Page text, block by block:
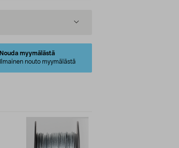
Nouda myymälästä
Ilmainen nouto myymälästä